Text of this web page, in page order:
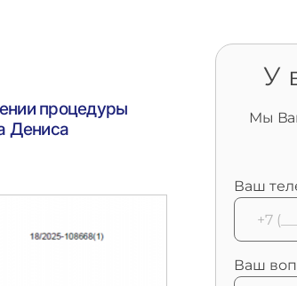
процедуры
Дениса
У
Мы
Ваш
Ваш